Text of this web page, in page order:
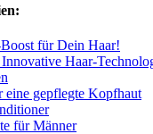
für Dein Haar!
Haar-
eine gepflegte Kopfhaut
für Männer